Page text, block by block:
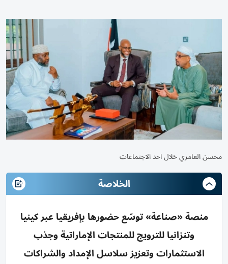
محسن العامري خلال احد الاجتماعات
الخلاصة
منصة «صناعة» توسّع حضورها بإفريقيا عبر كينيا
وتنزانيا للترويج للمنتجات الإماراتية وجذب
الاستثمارات وتعزيز سلاسل الإمداد والشراكات